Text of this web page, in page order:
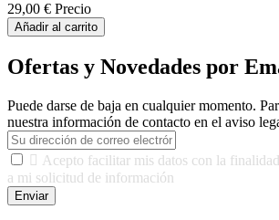
29,00 € Precio
Añadir al carrito
Ofertas y Novedades por
Puede darse de baja en cualquier momento.
nuestra información de contacto en el aviso
 Acepto facilitar mis datos con la
a mi solicitud de información
Enviar